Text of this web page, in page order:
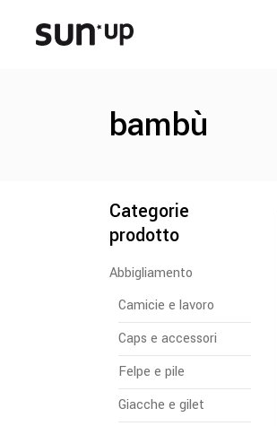
bambù
Categorie
prodotto
Abbigliamento
Camicie e lavoro
Caps e accessori
Felpe e pile
Giacche e gilet